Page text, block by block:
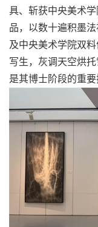
具、斩获中央美术
品，以数十遍积墨
及中央美术学院双
写生，灰调天空烘托
是其博士阶段的重要